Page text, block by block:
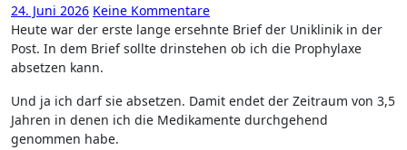
24. Juni 2026 Keine Kommentare
Heute war der erste lange ersehnte Brief der Uniklinik in der
Post. In dem Brief sollte drinstehen ob ich die Prophylaxe
absetzen kann.
Und ja ich darf sie absetzen. Damit endet der Zeitraum von 3,5
Jahren in denen ich die Medikamente durchgehend
genommen habe.